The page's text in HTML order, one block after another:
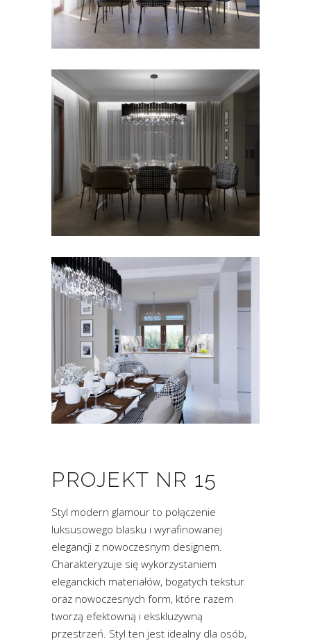
PROJEKT NR 15
Styl modern glamour to połączenie
luksusowego blasku i wyrafinowanej
elegancji z nowoczesnym designem.
Charakteryzuje się wykorzystaniem
eleganckich materiałów, bogatych tekstur
oraz nowoczesnych form, które razem
tworzą efektowną i ekskluzywną
przestrzeń. Styl ten jest idealny dla osób,